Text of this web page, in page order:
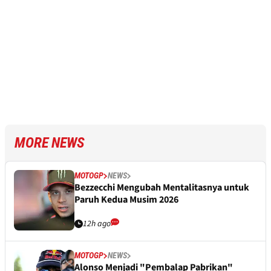
MORE NEWS
MOTOGP NEWS
Bezzecchi Mengubah Mentalitasnya untuk
Paruh Kedua Musim 2026
12h ago
MOTOGP NEWS
Alonso Menjadi "Pembalap Pabrikan"